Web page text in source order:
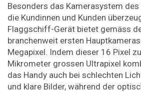
Besonders das Kamerasystem
die Kundinnen und Kunden
Flaggschiff-Gerät bietet gemäss
branchenweit ersten
Megapixel. Indem dieser 16 Pixel
Mikrometer grossen Ultrapixel
das Handy auch bei schlechten
und klare Bilder, während der